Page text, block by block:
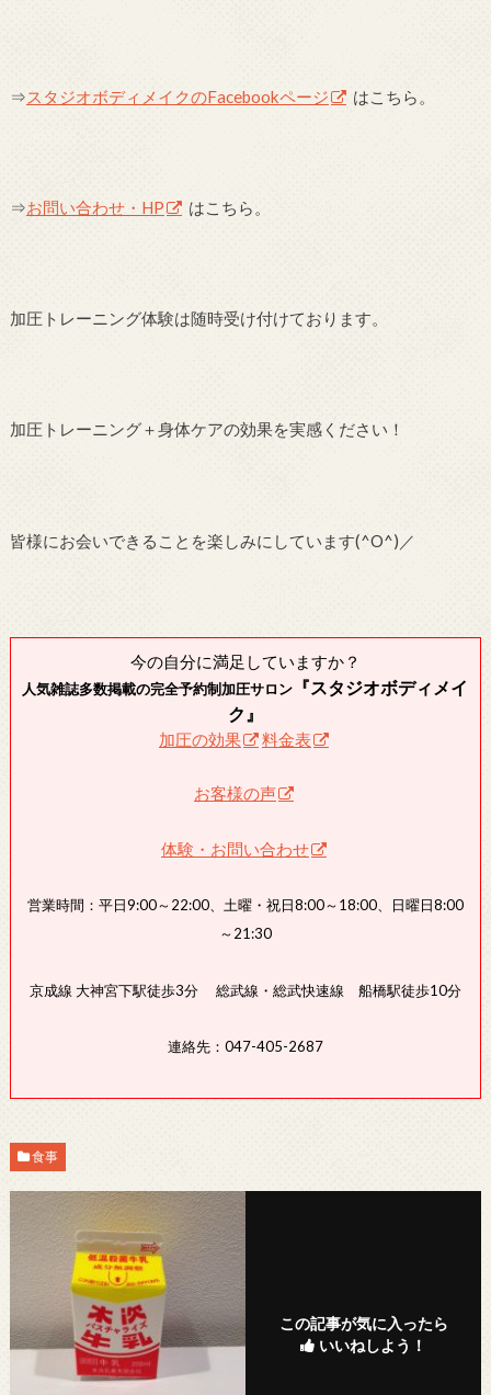
⇒スタジオボディメイクのFacebookページ はこちら。
⇒お問い合わせ・HP はこちら。
加圧トレーニング体験は随時受け付けております。
加圧トレーニング＋身体ケアの効果を実感ください！
皆様にお会いできることを楽しみにしています(^O^)／
今の自分に満足していますか？
人気雑誌多数掲載の完全予約制加圧サロン 『スタジオボディメイ
ク』
加圧の効果 料金表
お客様の声
体験・お問い合わせ
営業時間：平日9:00～22:00、土曜・祝日8:00～18:00、日曜日8:00
～21:30
京成線 大神宮下駅徒歩3分 総武線・総武快速線 船橋駅徒歩10分
連絡先：047-405-2687
食事
この記事が気に入ったら
いいねしよう！